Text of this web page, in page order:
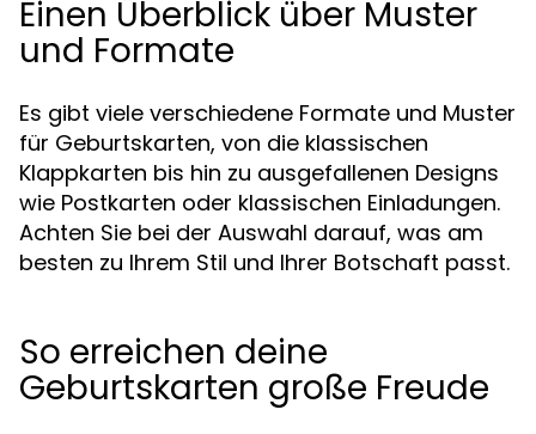
Einen Überblick über Muster
und Formate
Es gibt viele verschiedene Formate und Muster
für Geburtskarten, von die klassischen
Klappkarten bis hin zu ausgefallenen Designs
wie Postkarten oder klassischen Einladungen.
Achten Sie bei der Auswahl darauf, was am
besten zu Ihrem Stil und Ihrer Botschaft passt.
So erreichen deine
Geburtskarten große Freude